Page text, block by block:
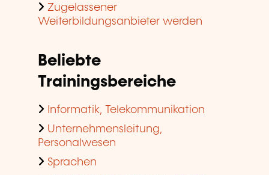
Zugelassener
Weiterbildungsanbieter werden
Beliebte
Trainingsbereiche
Informatik, Telekommunikation
Unternehmensleitung,
Personalwesen
Sprachen